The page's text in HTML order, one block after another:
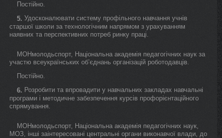
Постійно.
5. Удосконалювати систему профільного навчання учнів
старшої школи за технологічним напрямом з урахуванням
наявних та перспективних потреб ринку праці.
МОНмолодьспорт, Національна академія педагогічних наук за
участю всеукраїнських об’єднань організацій роботодавців.
Постійно.
6. Розробити та впровадити у навчальних закладах навчальні
програми і методичне забезпечення курсів профорієнтаційного
спрямування.
МОНмолодьспорт, Національна академія педагогічних наук,
МОЗ, інші заінтересовані центральні органи виконавчої влади, до